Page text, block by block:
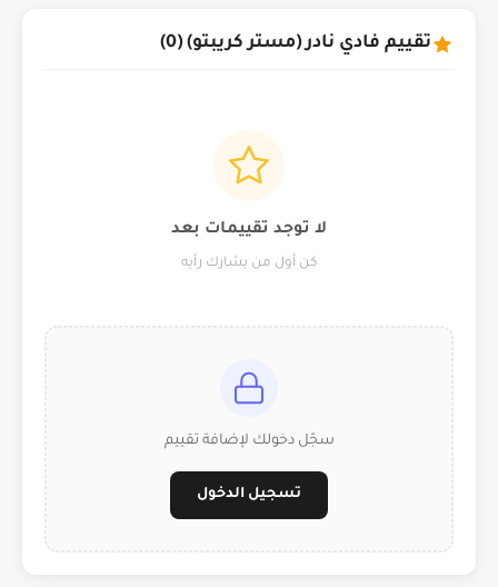
تقييم فادي نادر (مستر كريبتو) (0)
لا توجد تقييمات بعد
كن أول من يشارك رأيه
سجّل دخولك لإضافة تقييم
تسجيل الدخول